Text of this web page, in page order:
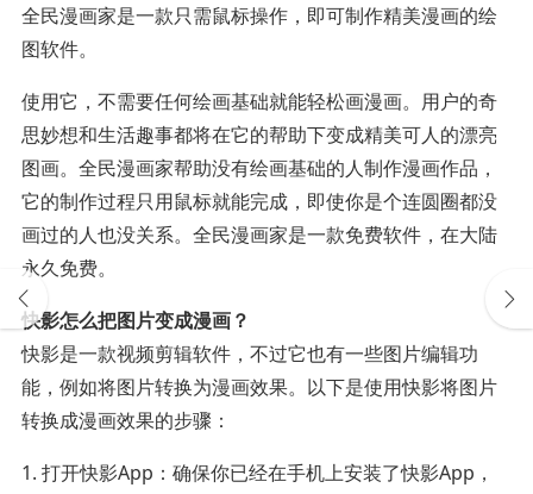
全民漫画家是一款只需鼠标操作，即可制作精美漫画的绘
图软件。
使用它，不需要任何绘画基础就能轻松画漫画。用户的奇
思妙想和生活趣事都将在它的帮助下变成精美可人的漂亮
图画。全民漫画家帮助没有绘画基础的人制作漫画作品，
它的制作过程只用鼠标就能完成，即使你是个连圆圈都没
画过的人也没关系。全民漫画家是一款免费软件，在大陆
永久免费。
快影怎么把图片变成漫画？
快影是一款视频剪辑软件，不过它也有一些图片编辑功
能，例如将图片转换为漫画效果。以下是使用快影将图片
转换成漫画效果的步骤：
1. 打开快影App：确保你已经在手机上安装了快影App，